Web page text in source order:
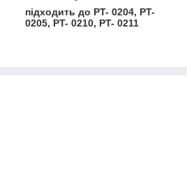
підходить до PT- 0204, PT-
0205, PT- 0210, PT- 0211